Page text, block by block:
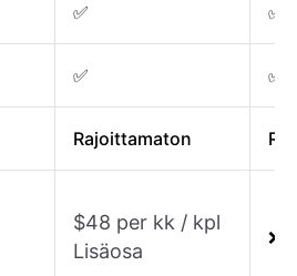
✅ ✅
✅ ✅
Rajoittamaton
$48 per kk / kpl
Lisäosa
❌